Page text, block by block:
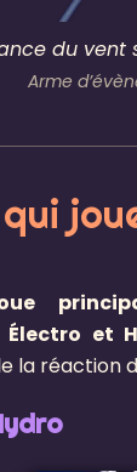
du vent
Arme
Électro et
la réaction